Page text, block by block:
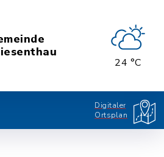
24 °C
Digitaler
Ortsplan